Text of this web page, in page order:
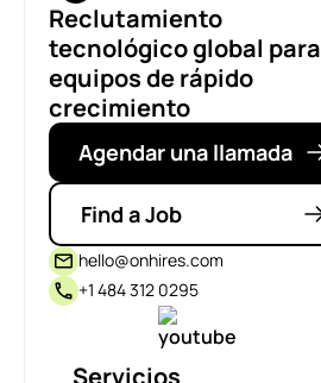
Reclutamiento
tecnológico global para
equipos de rápido
crecimiento
Agendar una llamada
Find a Job
hello@onhires.com
+1 484 312 0295
Servicios